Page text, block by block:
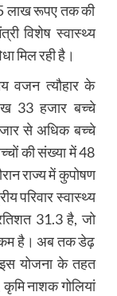
लाख रूपए तक की
विशेष स्वास्थ्य
मिल रही है।
वजन त्यौहार के
33 हजार बच्चे
से अधिक बच्चे
की संख्या में 48
राज्य में कुपोषण
परिवार स्वास्थ्य
31.3 है, जो
कम है। अब तक डेढ़
इस योजना के तहत
नाशक गोलियां